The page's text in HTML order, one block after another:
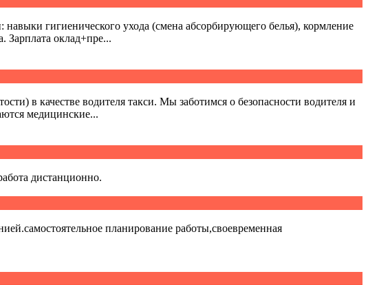
гигиенического ухода (смена абсорбирующего белья), кормление
оклад+пре...
в качестве водителя такси. Мы заботимся о безопасности водителя и
медицинские...
дистанционно.
планирование работы,своевременная